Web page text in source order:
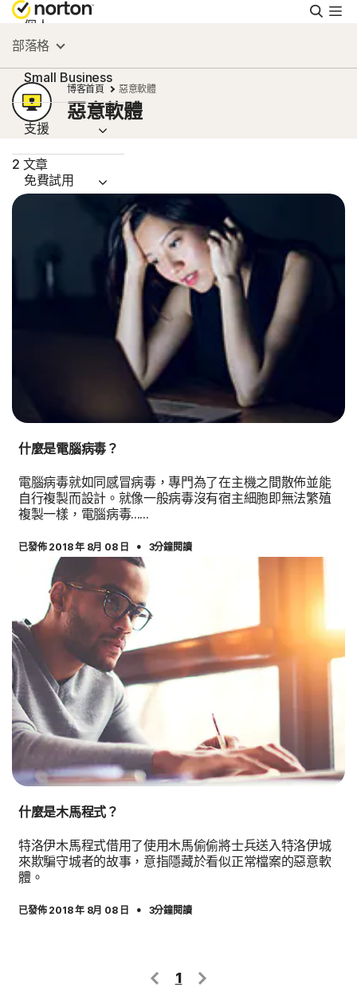
搜
尋
個人
Small Business
支援
免費試用
登入
部落格
博客首頁 惡意軟體
惡意軟體
2 文章
什麼是電腦病毒？
電腦病毒就如同感冒病毒，專門為了在主機之間散佈並能
自行複製而設計。就像一般病毒沒有宿主細胞即無法繁殖
複製一樣，電腦病毒......
已發佈 2018 年 8月 08 日 · 3分鐘閱讀
什麼是木馬程式？
特洛伊木馬程式借用了使用木馬偷偷將士兵送入特洛伊城
來欺騙守城者的故事，意指隱藏於看似正常檔案的惡意軟
體。
已發佈 2018 年 8月 08 日 · 3分鐘閱讀
1